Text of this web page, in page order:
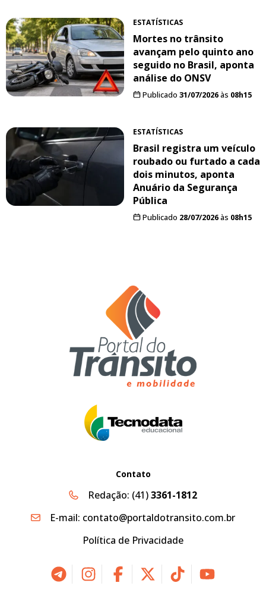
ESTATÍSTICAS
Mortes no trânsito
avançam pelo quinto ano
seguido no Brasil, aponta
análise do ONSV
Publicado 31/07/2026às 08h15
ESTATÍSTICAS
Brasil registra um veículo
roubado ou furtado a cada
dois minutos, aponta
Anuário da Segurança
Pública
Publicado 28/07/2026às 08h15
Contato
Redação: (41)3361-1812
E-mail: contato@portaldotransito.com.br
Política de Privacidade